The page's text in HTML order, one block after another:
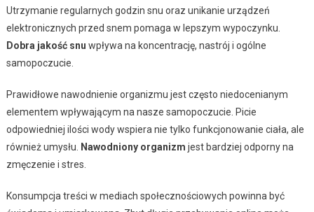
Utrzymanie regularnych godzin snu oraz unikanie urządzeń
elektronicznych przed snem pomaga w lepszym wypoczynku.
Dobra jakość snu wpływa na koncentrację, nastrój i ogólne
samopoczucie.
Prawidłowe nawodnienie organizmu jest często niedocenianym
elementem wpływającym na nasze samopoczucie. Picie
odpowiedniej ilości wody wspiera nie tylko funkcjonowanie ciała, ale
również umysłu.
Nawodniony organizm jest bardziej odporny na
zmęczenie i stres.
Konsumpcja treści w mediach społecznościowych powinna być